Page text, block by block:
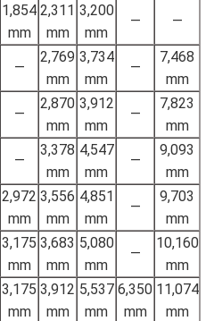
1,854
mm
2,311
mm
3,200
mm
— —
—
2,769
mm
3,734
mm
—
7,468
mm
—
2,870
mm
3,912
mm
—
7,823
mm
—
3,378
mm
4,547
mm
—
9,093
mm
2,972
mm
3,556
mm
4,851
mm
—
9,703
mm
3,175
mm
3,683
mm
5,080
mm
—
10,160
mm
3,175
mm
3,912
mm
5,537
mm
6,350
mm
11,074
mm